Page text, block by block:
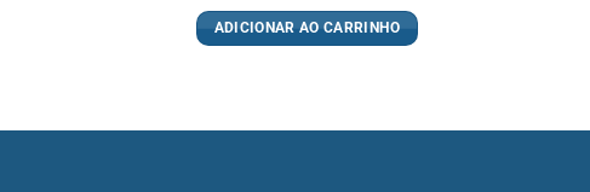
ADICIONAR AO CARRINHO